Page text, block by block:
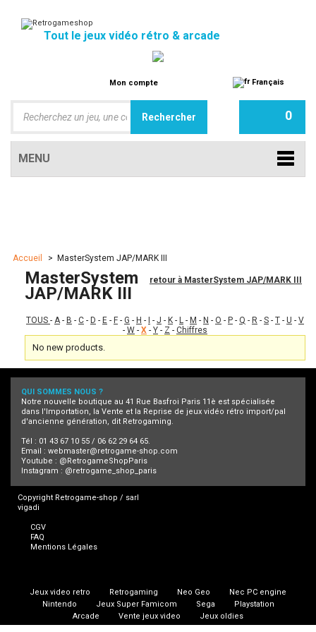
Tout le jeux vidéo rétro & arcade
Mon compte Français
0
MENU
Accueil > MasterSystem JAP/MARK III
retour à MasterSystem JAP/MARK III
MasterSystem
JAP/MARK III
TOUS - A- B - C - D - E - F - G - H - - J - K - L - M - N - O - P - Q - R - S - T - U - V
- W - X - Y - Z - Chiffres
No new products.
QUI SOMMES NOUS ?
Notre nouvelle boutique au 41 Rue Basfroi Paris 11è est spécialisée
dans l'Importation, la Vente et la Reprise de jeux vidéo rétro import/pal
d'ancienne génération, dit Retrogaming.
Tél : 01 43 67 10 55 / 06 62 29 64 65.
Email : webmaster@retrogame-shop.com
Youtube : @RetrogameShopParis
Instagram : @retrogame_shop_paris
Copyright Retrogame-shop / sarl
vigadi
CGV
FAQ
Mentions Légales
Jeux video retro Retrogaming Neo Geo
Nec PC engine
Nintendo
Jeux Super Famicom Sega
Playstation
Arcade
Vente jeux video Jeux oldies